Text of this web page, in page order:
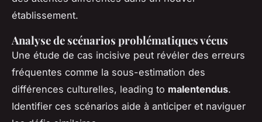
établissement.
Analyse de scénarios problématiques vécus
Une étude de cas incisive peut révéler des erreurs
fréquentes comme la sous-estimation des
différences culturelles, leading to malentendus.
Identifier ces scénarios aide à anticiper et naviguer